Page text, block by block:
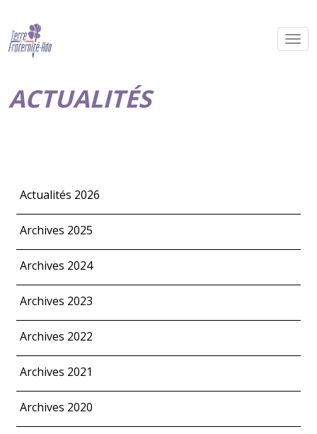
ACTUALITÉS
Actualités 2026
Archives 2025
Archives 2024
Archives 2023
Archives 2022
Archives 2021
Archives 2020